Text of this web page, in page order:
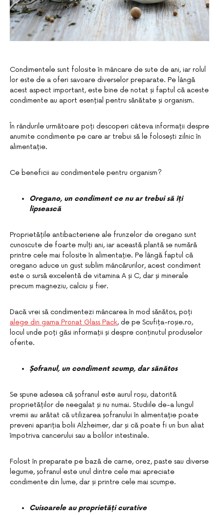
Condimentele sunt folosite în mâncare de sute de ani, iar rolul
lor este de a oferi savoare diverselor preparate. Pe lângă
acest aspect important, este bine de notat și faptul că aceste
condimente au aport esențial pentru sănătate și organism.
În rândurile următoare poți descoperi câteva informații despre
anumite condimente pe care ar trebui să le folosești zilnic în
alimentație.
Ce beneficii au condimentele pentru organism?
Oregano, un condiment ce nu ar trebui să îți
lipsească
Proprietățile antibacteriene ale frunzelor de oregano sunt
cunoscute de foarte mulți ani, iar această plantă se numără
printre cele mai folosite în alimentație. Pe lângă faptul că
oregano aduce un gust sublim mâncărurilor, acest condiment
este o sursă excelentă de vitamina A și C, dar și minerale
precum magneziu, calciu și fier.
Dacă vrei să condimentezi mâncarea în mod sănătos, poți
alege din gama Pronat Glass Pack, de pe Scufița-roșie.ro,
locul unde poți găsi informații și despre conținutul produselor
oferite.
Șofranul, un condiment scump, dar sănătos
Se spune adesea că șofranul este aurul roșu, datorită
proprietăților de neegalat și nu numai. Studiile de-a lungul
vremii au arătat că utilizarea șofranului în alimentație poate
preveni apariția bolii Alzheimer, dar și că poate fi un bun aliat
împotriva cancerului sau a bolilor intestinale.
Folosit în preparate pe bază de carne, orez, paste sau diverse
legume, șofranul este unul dintre cele mai apreciate
condimente din lume, dar și printre cele mai scumpe.
Cuisoarele au proprietăți curative